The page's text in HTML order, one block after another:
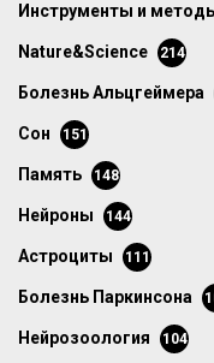
инструменты и
Nature&Science 214
болезнь Альцгеймера
сон 151
память 148
нейроны 144
астроциты 111
болезнь Паркинсона
нейрозоология 104